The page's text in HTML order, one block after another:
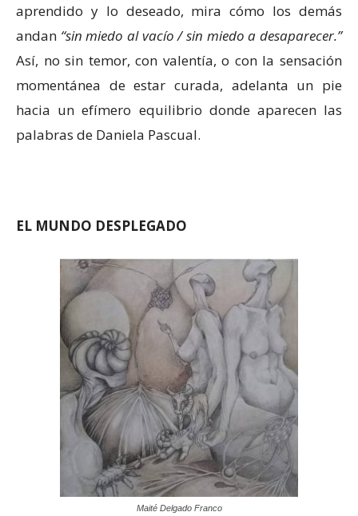
aprendido y lo deseado, mira cómo los demás
andan “sin miedo al vacío / sin miedo a desaparecer.”
Así, no sin temor, con valentía, o con la sensación
momentánea de estar curada, adelanta un pie
hacia un efímero equilibrio donde aparecen las
palabras de Daniela Pascual.
EL MUNDO DESPLEGADO
Maité Delgado Franco